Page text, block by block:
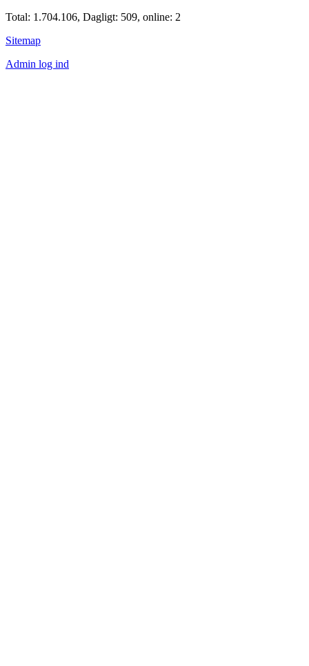
Total: 1.704.106, Dagligt: 509, online: 2
Sitemap
Admin log ind